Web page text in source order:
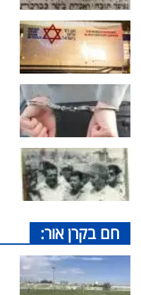
חם בקרן אור: